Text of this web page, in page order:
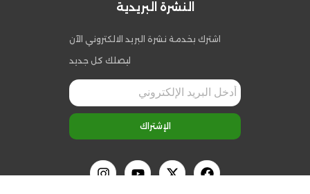
النشرة البريدية
اشترك بخدمة نشرة البريد الالكتروني الآن
ليصلك كل جديد
الإشتراك